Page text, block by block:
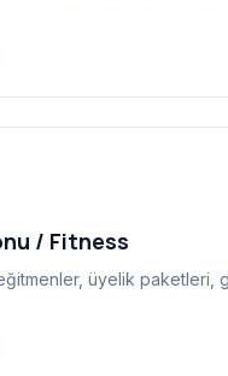
/ Fitness
üyelik paketleri,